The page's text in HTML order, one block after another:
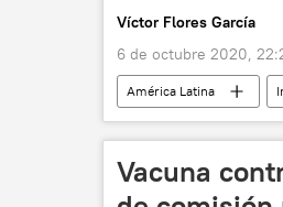
Víctor Flores García
6 de octubre 2020,
América Latina
Andrés Manuel López
Vacuna